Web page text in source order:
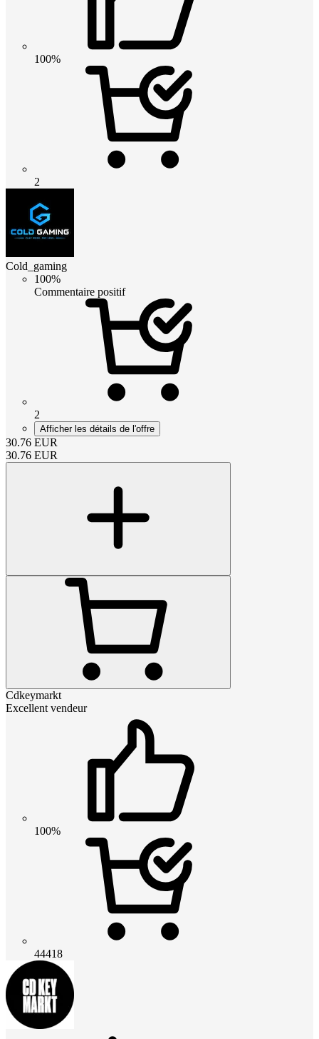
100%
2
Cold_gaming
100%
Commentaire positif
2
Afficher les détails de l'offre
30.76 EUR
30.76 EUR
Cdkeymarkt
Excellent vendeur
100%
44418